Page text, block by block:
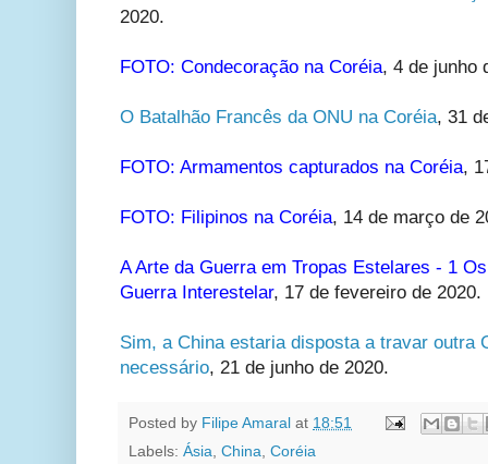
2020.
FOTO: Condecoração na Coréia, 4 de junho
O Batalhão Francês da ONU na Coréia, 31
FOTO: Armamentos capturados na Coréia,
FOTO: Filipinos na Coréia, 14 de março de
A Arte da Guerra em Tropas Estelares - 1
Guerra Interestelar, 17 de fevereiro de 2020.
Sim, a China estaria disposta a travar outra
necessário, 21 de junho de 2020.
Posted by Filipe Amaral at 18:51
Labels: Ásia, China, Coréia